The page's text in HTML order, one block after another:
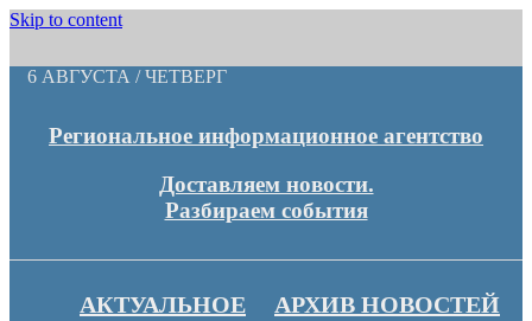
Skip to content
6 АВГУСТА / ЧЕТВЕРГ
Региональное информационное агентство
Доставляем новости.
Разбираем события
АКТУАЛЬНОЕ
АРХИВ НОВОСТЕЙ